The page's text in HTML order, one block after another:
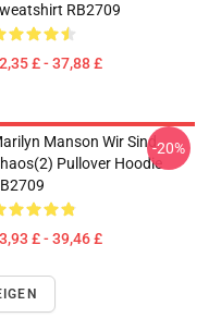
RB2709
£ - 37,88 £
Manson Wir Sind
Pullover Hoodie
£ - 39,46 £
-20%